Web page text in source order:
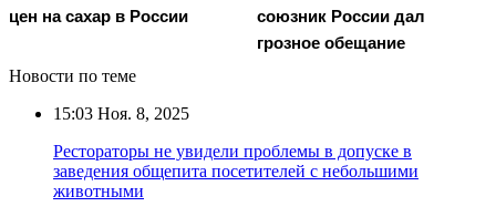
цен на сахар в России
союзник России дал
грозное обещание
Новости по теме
15:03 Ноя. 8, 2025
Рестораторы не увидели проблемы в допуске в
заведения общепита посетителей с небольшими
животными